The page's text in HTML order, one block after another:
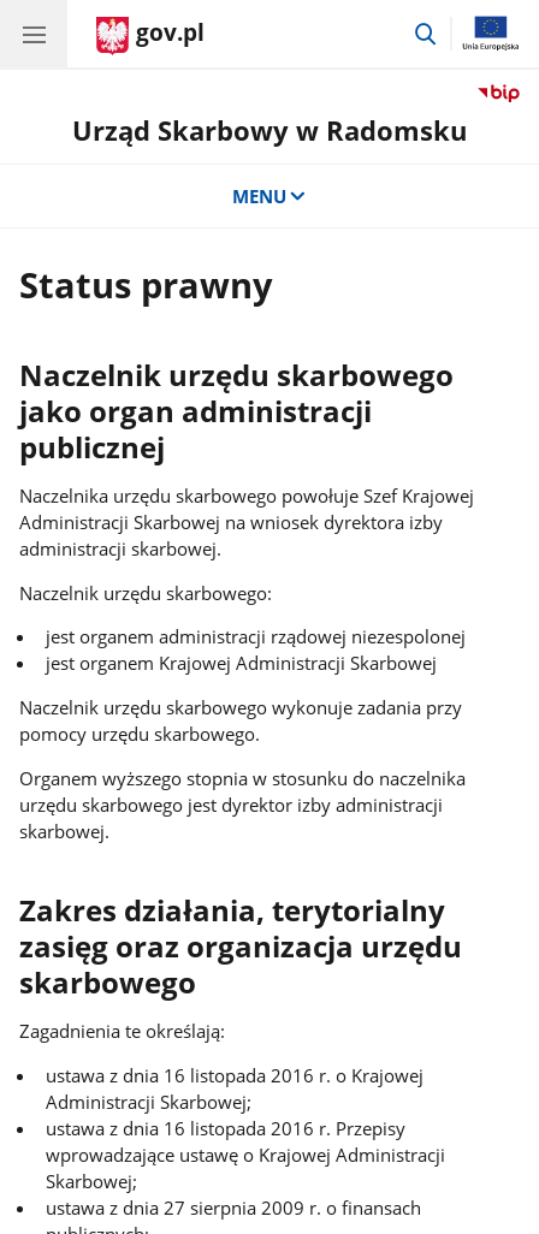
gov.pl
przejdź
Urząd Skarbowy w Radomsku
MENU
Status prawny
Naczelnik urzędu skarbowego
jako organ administracji
publicznej
Naczelnika urzędu skarbowego powołuje Szef Krajowej
Administracji Skarbowej na wniosek dyrektora izby
administracji skarbowej.
Naczelnik urzędu skarbowego:
jest organem administracji rządowej niezespolonej
jest organem Krajowej Administracji Skarbowej
Naczelnik urzędu skarbowego wykonuje zadania przy
pomocy urzędu skarbowego.
Organem wyższego stopnia w stosunku do naczelnika
urzędu skarbowego jest dyrektor izby administracji
skarbowej.
Zakres działania, terytorialny
zasięg oraz organizacja urzędu
skarbowego
Zagadnienia te określają:
ustawa z dnia 16 listopada 2016 r. o Krajowej
Administracji Skarbowej;
ustawa z dnia 16 listopada 2016 r. Przepisy
wprowadzające ustawę o Krajowej Administracji
Skarbowej;
ustawa z dnia 27 sierpnia 2009 r. o finansach